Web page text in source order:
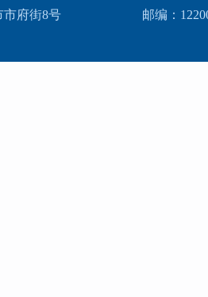
市府街8号
邮编：